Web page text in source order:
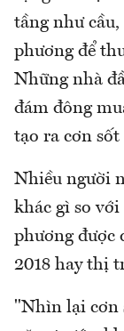
tầng như
phương để
Những nhà
đám đông
tạo ra cơn
Nhiều người
khác gì so
phương được
2018 hay thị
"Nhìn lại cơn